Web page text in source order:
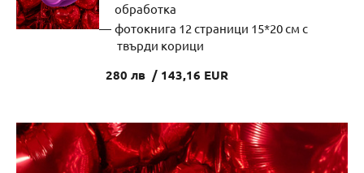
обработка
фотокнига 12 страници 15*20 см с
твърди корици
280 лв / 143,16 EUR